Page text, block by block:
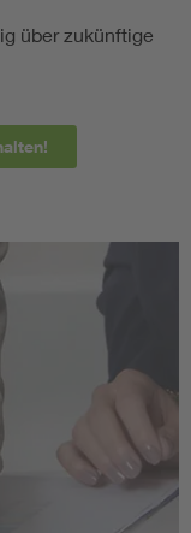
über zukünftige